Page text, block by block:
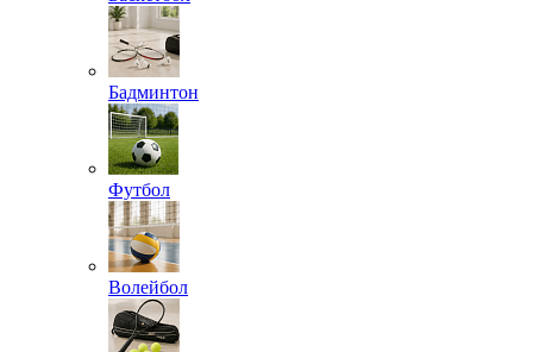
Бадминтон
Футбол
Волейбол